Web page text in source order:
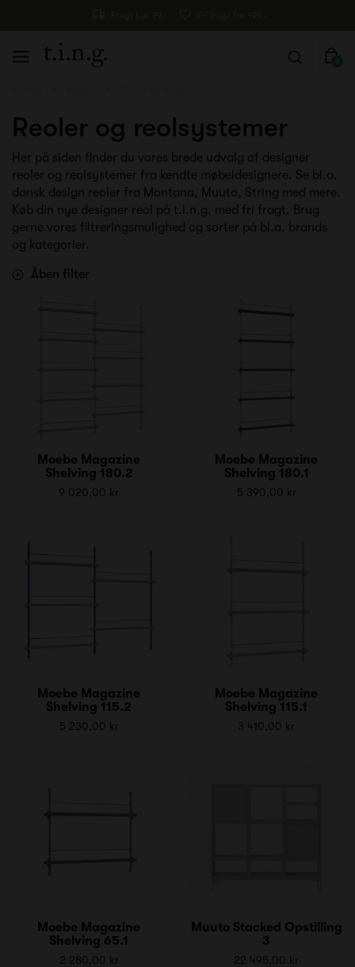
0
Reoler og reolsystemer
Her på siden finder du vores brede udvalg af designer
reoler og reolsystemer fra kendte møbeldesignere. Se bl.a.
dansk design reoler fra Montana, Muuto, String med mere.
Køb din nye designer reol på t.i.n.g. med fri fragt. Brug
gerne vores filtreringsmulighed og sorter på bl.a. brands
og kategorier.
Åben filter
Moebe Magazine
Shelving 180.2
9 020,00 kr
Moebe Magazine
Shelving 180.1
5 390,00 kr
Moebe Magazine
Shelving 115.2
5 230,00 kr
Moebe Magazine
Shelving 115.1
3 410,00 kr
Moebe Magazine
Shelving 65.1
2 280,00 kr
Muuto Stacked Opstilling
3
22 495,00 kr